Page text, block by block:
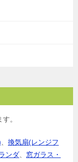
。
換気扇(レンジフ
ンダ
窓ガラス・